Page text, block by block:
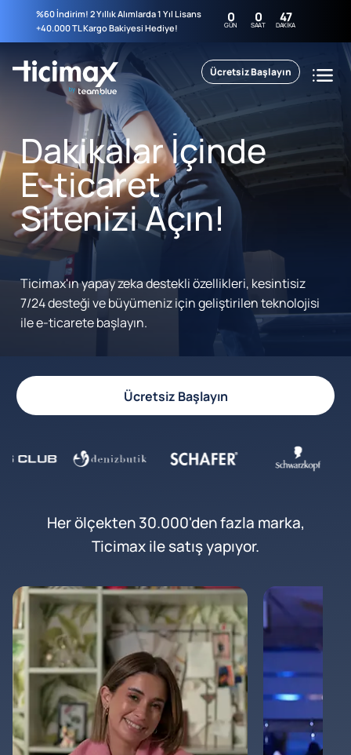
%60 İndirim! 2 Yıllık Alımlarda 1 Yıl Lisans
+40.000 TL Kargo Bakiyesi Hediye!
0
GÜN 0
SAAT 47
DAKIKA
Ücretsiz Başlayın
Dakikalar İçinde
E-ticaret
Sitenizi Açın!
Ticimax'ın yapay zeka destekli özellikleri, kesintisiz
7/24 desteği ve büyümeniz için geliştirilen teknolojisi
ile e-ticarete başlayın.
Ücretsiz Başlayın
Her ölçekten 30.000'den fazla marka,
Ticimax ile satış yapıyor.